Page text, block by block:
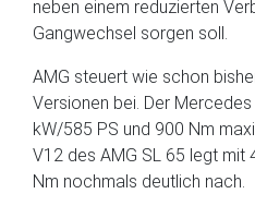
neben einem reduzierten
Gangwechsel sorgen soll.
AMG steuert wie schon
Versionen bei. Der
kW/585 PS und 900 Nm
V12 des AMG SL 65 legt mit
Nm nochmals deutlich nach.